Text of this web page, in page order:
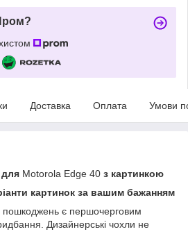
Доставка Оплата Умови
Motorola Edge 40з картинкою
картинок за вашим бажанням
пошкоджень є першочерговим
Дизайнерські чохли не